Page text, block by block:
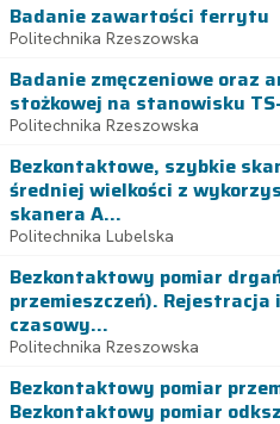
Badanie zawartości ferrytu
Politechnika Rzeszowska
Badanie zmęczeniowe oraz
stożkowej na stanowisku
Politechnika Rzeszowska
Bezkontaktowe, szybkie
średniej wielkości z
skanera A...
Politechnika Lubelska
Bezkontaktowy pomiar
przemieszczeń).
czasowy...
Politechnika Rzeszowska
Bezkontaktowy pomiar
Bezkontaktowy pomiar